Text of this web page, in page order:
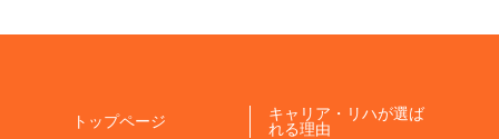
トップページ
キャリア・リハが選ば
れる理由